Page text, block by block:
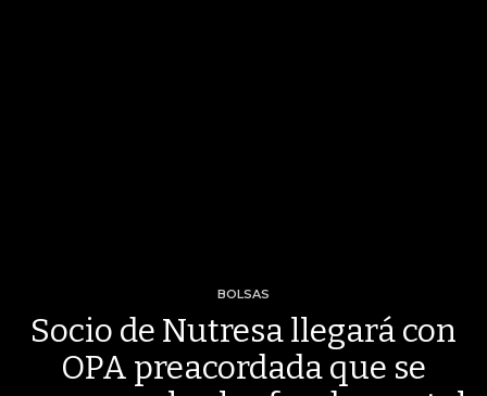
BOLSAS
Socio de Nutresa llegará con
OPA preacordada que se